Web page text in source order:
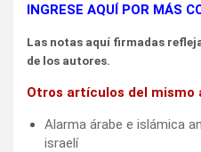
INGRESE AQUÍ POR MÁS
Las notas aquí firmadas
de los autores.
Otros artículos del mismo
Alarma árabe e islámica
israelí